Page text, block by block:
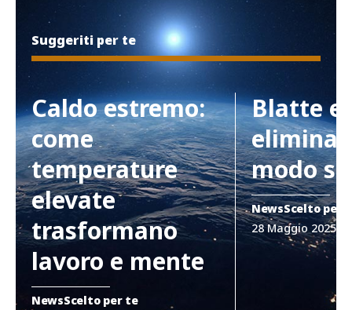
Suggeriti per te
Caldo estremo:
come
temperature
elevate
trasformano
lavoro e mente
NewsScelto per te
Blatte e
modo
NewsScelto per
28 Maggio 2025